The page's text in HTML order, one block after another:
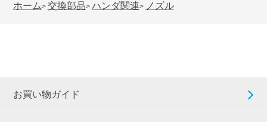
ホーム> 交換部品> ハンダ関連> ノズル
お買い物ガイド